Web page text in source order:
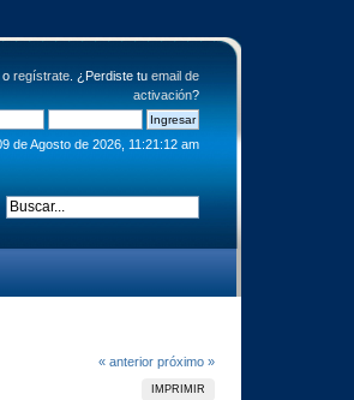
regístrate. ¿Perdiste tu email de
activación?
de Agosto de 2026, 11:21:12 am
« anterior próximo »
IMPRIMIR